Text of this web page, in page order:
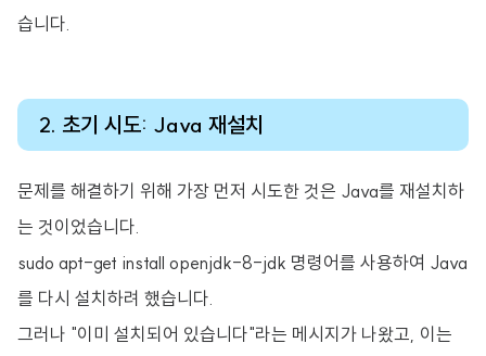
습니다.
2. 초기 시도: Java 재설치
문제를 해결하기 위해 가장 먼저 시도한 것은 Java를 재설치하
는 것이었습니다.
sudo apt-get install openjdk-8-jdk 명령어를 사용하여 Java
를 다시 설치하려 했습니다.
그러나 "이미 설치되어 있습니다"라는 메시지가 나왔고, 이는